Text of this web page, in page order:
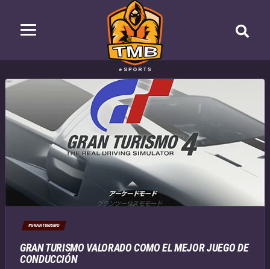
#GRANTURISMO
GRAN TURISMO VALORADO COMO EL MEJOR JUEGO DE
CONDUCCIÓN